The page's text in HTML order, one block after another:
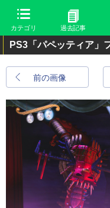
カテゴリ 過去記事
PS3「パペッティア」
前の画像